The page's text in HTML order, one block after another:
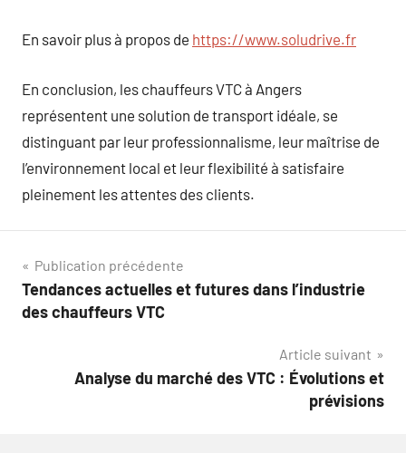
En savoir plus à propos de https://www.soludrive.fr
En conclusion, les chauffeurs VTC à Angers
représentent une solution de transport idéale, se
distinguant par leur professionnalisme, leur maîtrise de
l’environnement local et leur flexibilité à satisfaire
pleinement les attentes des clients.
Navigation
de
Publication précédente
Tendances actuelles et futures dans l’industrie
des chauffeurs VTC
Article suivant
Analyse du marché des VTC : Évolutions et
prévisions